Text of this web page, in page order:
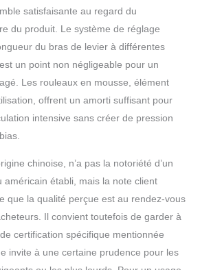
satisfaisante au regard du
du produit. Le système de réglage
du bras de levier à différentes
un point non négligeable pour un
Les rouleaux en mousse, élément
offrent un amorti suffisant pour
intensive sans créer de pression
chinoise, n’a pas la notoriété d’un
américain établi, mais la note client
que la qualité perçue est au rendez-vous
Il convient toutefois de garder à
de certification spécifique mentionnée
invite à une certaine prudence pour les